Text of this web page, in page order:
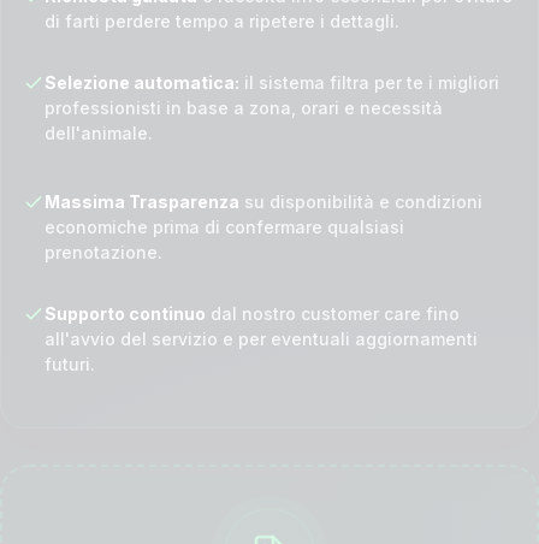
di farti perdere tempo a ripetere i dettagli.
Selezione automatica: il sistema filtra per te i migliori
professionisti in base a zona, orari e necessità
dell'animale.
Massima Trasparenza su disponibilità e condizioni
economiche prima di confermare qualsiasi
prenotazione.
Supporto continuo dal nostro customer care fino
all'avvio del servizio e per eventuali aggiornamenti
futuri.